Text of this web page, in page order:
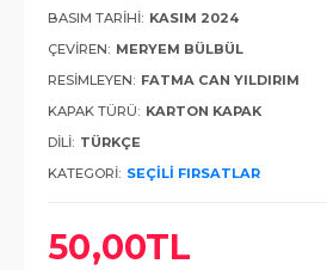
BASIM TARIHI: KASIM 2024
ÇEVIREN: MERYEM BÜLBÜL
RESIMLEYEN: FATMA CAN YILDIRIM
KAPAK TÜRÜ: KARTON KAPAK
DILI: TÜRKÇE
KATEGORI: SEÇILI FIRSATLAR
50,00TL